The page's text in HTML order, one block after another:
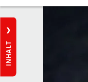
INHALT